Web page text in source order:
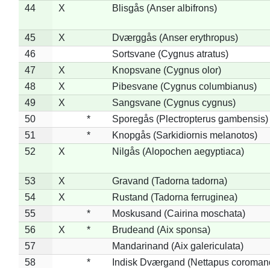
44
X Blisgås (Anser albifrons)
45 X
Dværggås (Anser erythropus)
46
Sortsvane (Cygnus atratus)
47
X
Knopsvane (Cygnus olor)
48
X
Pibesvane (Cygnus columbianus)
49
X
Sangsvane (Cygnus cygnus)
50
*
Sporegås (Plectropterus gambensis)
51
*
Knopgås (Sarkidiornis melanotos)
52
X Nilgås (Alopochen aegyptiaca)
53 X
Gravand (Tadorna tadorna)
54
X
Rustand (Tadorna ferruginea)
55
*
Moskusand (Cairina moschata)
56
X *
Brudeand (Aix sponsa)
57
Mandarinand (Aix galericulata)
58
*
Indisk Dværgand (Nettapus